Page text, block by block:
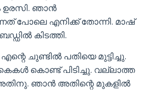
ഉരസി. ഞാൻ
പോലെ എനിക്ക് തോന്നി. മാഷ്‌
കിടത്തി.
ചുണ്ടിൽ പതിയെ മുട്ടിച്ചു.
കൊണ്ട് പിടിച്ചു. വല്ലാത്ത
അതിനു. ഞാൻ അതിന്റെ മുകളിൽ